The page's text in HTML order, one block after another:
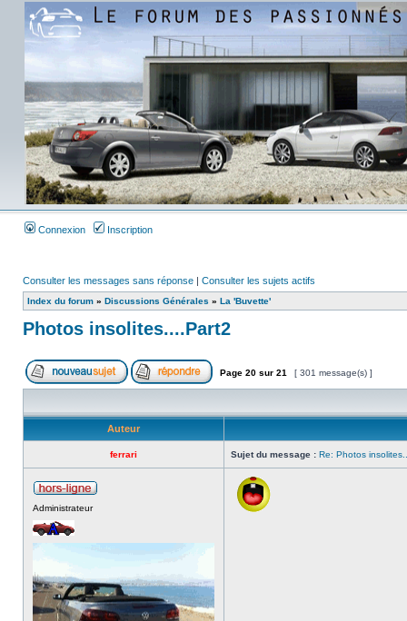
Connexion Inscription
Consulter les messages sans réponse | Consulter les sujets actifs
Index du forum » Discussions Générales » La 'Buvette'
Photos insolites....Part2
Page 20 sur 21 [ 301 message(s) ]
Auteur
ferrari Sujet du message : Re: Photos
Administrateur